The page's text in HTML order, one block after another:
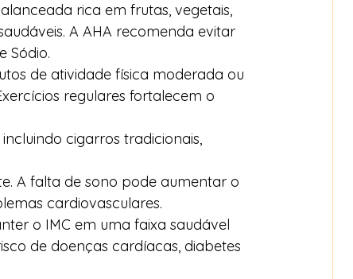
rica em frutas, vegetais,
A AHA recomenda evitar
Sódio.
de atividade física moderada ou
regulares fortalecem o
cigarros tradicionais,
A falta de sono pode aumentar o
cardiovasculares.
o IMC em uma faixa saudável
de doenças cardíacas, diabetes